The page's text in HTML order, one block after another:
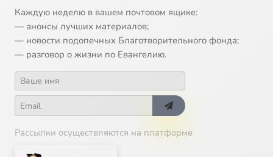
Каждую неделю в вашем почтовом ящике:
— анонсы лучших материалов;
— новости подопечных Благотворительного фонда;
— разговор о жизни по Евангелию.
Рассылки осуществляются на платформе